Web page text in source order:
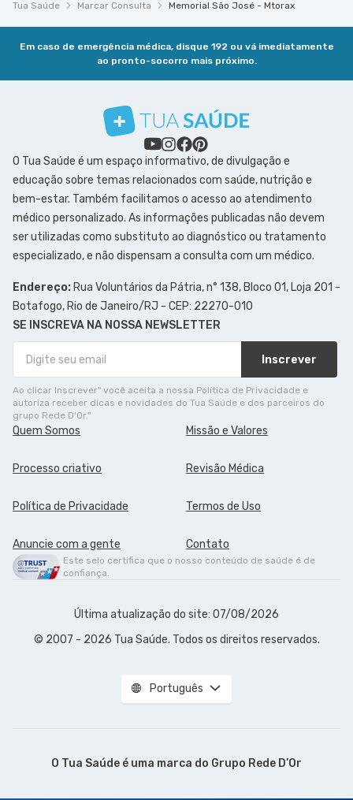
Tua Saúde Marcar Consulta Memorial São José - Mtorax
Em caso de emergência médica, disque 192 ou vá imediatamente
ao pronto-socorro mais próximo.
O Tua Saúde é um espaço informativo, de divulgação e
educação sobre temas relacionados com saúde, nutrição e
bem-estar. Também facilitamos o acesso ao atendimento
médico personalizado. As informações publicadas não devem
ser utilizadas como substituto ao diagnóstico ou tratamento
especializado, e não dispensam a consulta com um médico.
Endereço: Rua Voluntários da Pátria, n° 138, Bloco 01, Loja 201 -
Botafogo, Rio de Janeiro/RJ - CEP: 22270-010
SE INSCREVA NA NOSSA NEWSLETTER
Inscrever
Ao clicar Inscrever" você aceita a nossa Política de Privacidade e
autoriza receber dicas e novidades do Tua Saúde e dos parceiros do
grupo Rede D'Or."
Quem Somos Missão e Valores
Processo criativo Revisão Médica
Política de Privacidade Termos de Uso
Anuncie com a gente Contato
Este selo certifica que o nosso conteúdo de saúde é de
confiança.
Última atualização do site: 07/08/2026
© 2007 - 2026 Tua Saúde. Todos os direitos reservados.
Português
O Tua Saúde é uma marca do Grupo Rede D’Or